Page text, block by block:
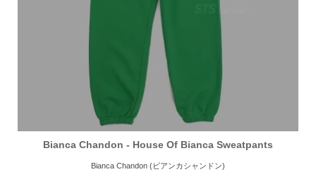
Bianca Chandon - House Of Bianca Sweatpants
Bianca Chandon (ビアンカシャンドン)